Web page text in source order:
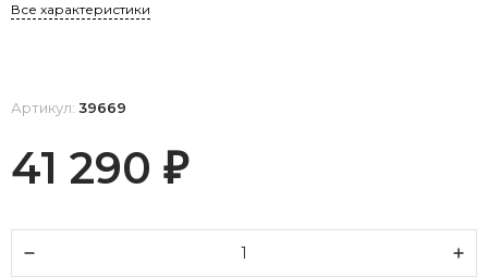
Все характеристики
Артикул: 39669
41 290 ₽